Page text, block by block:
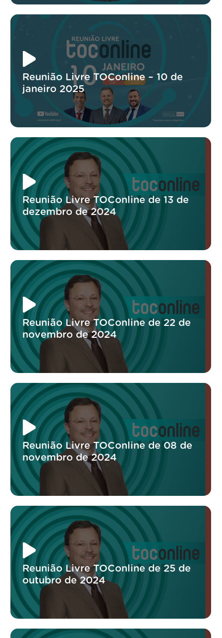
Reunião Livre TOConline – 10 de
janeiro 2025
Reunião Livre TOConline de 13 de
dezembro de 2024
Reunião Livre TOConline de 22 de
novembro de 2024
Reunião Livre TOConline de 08 de
novembro de 2024
Reunião Livre TOConline de 25 de
outubro de 2024